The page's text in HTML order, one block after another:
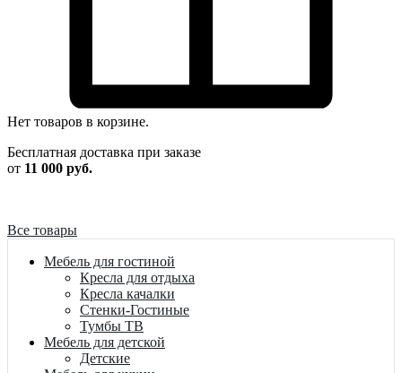
Нет товаров в корзине.
Бесплатная доставка при заказе
от 11 000 руб.
Все товары
Мебель для гостиной
Кресла для отдыха
Кресла качалки
Стенки-Гостиные
Тумбы ТВ
Мебель для детской
Детские